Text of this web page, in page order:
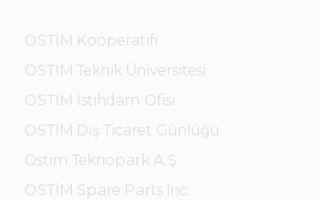
OSTİM Kooperatifi
OSTİM Teknik Üniversitesi
OSTİM İstihdam Ofisi
OSTİM Dış Ticaret Günlüğü
Ostim Teknopark A.Ş.
OSTİM Spare Parts Inc.